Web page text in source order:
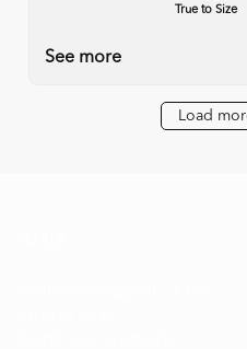
True to Size
See more
Load